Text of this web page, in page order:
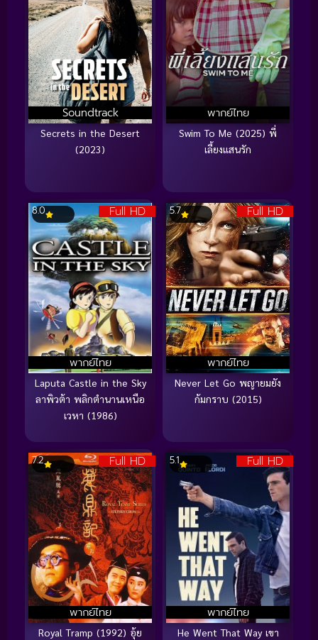
Soundtrack
Secrets in the Desert
(2023)
พากย์ไทย
Swim To Me (2025) พี่
เลี้ยงแสนรัก
Full HD
พากย์ไทย
8.0
Laputa Castle in the Sky
ลาพิวต้า พลิกตำนานเหนือ
เวหา (1986)
Full HD
พากย์ไทย
5.7
Never Let Go พญายมยัง
ก้มกราบ (2015)
Full HD
พากย์ไทย
7.2
Royal Tramp (1992) อุ้ย
Full HD
พากย์ไทย
5.1
He Went That Way เขา